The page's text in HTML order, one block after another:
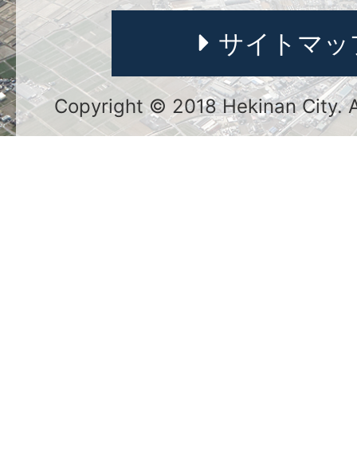
サイトマッ
Copyright © 2018 Hekinan City.